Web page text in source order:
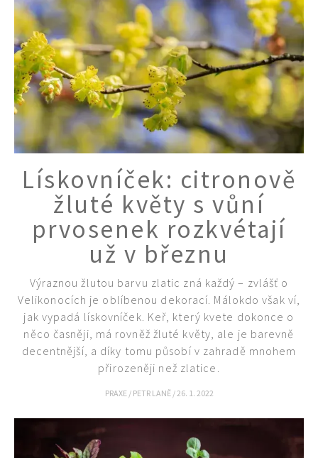
74 Kč
Objednat >
Lískovníček: citronově
žluté květy s vůní
prvosenek rozkvétají
už v březnu
Výraznou žlutou barvu zlatic zná každý – zvlášť o
Velikonocích je oblíbenou dekorací. Málokdo však ví,
jak vypadá lískovníček. Keř, který kvete dokonce o
něco časněji, má rovněž žluté květy, ale je barevně
decentnější, a díky tomu působí v zahradě mnohem
přirozeněji než zlatice.
PRAXE / PETR LANĚ /26. 1. 2022